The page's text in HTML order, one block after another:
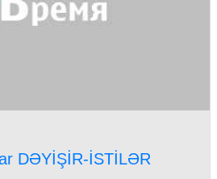
DƏYİŞİR-İSTİLƏR